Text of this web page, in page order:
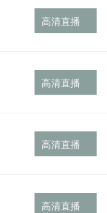
高清直播
高清直播
高清直播
高清直播